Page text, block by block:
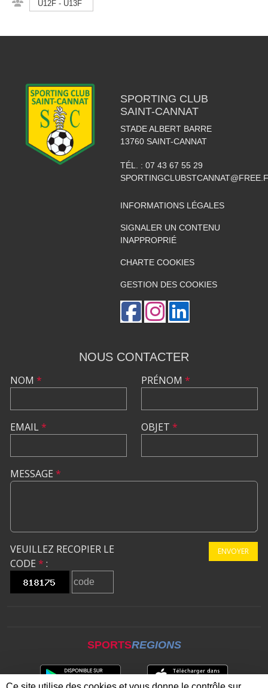
U12F - U13F
SPORTING CLUB
SAINT-CANNAT
STADE ALBERT BARRE
13760 SAINT-CANNAT
TÉL. : 07 43 67 55 29
INFORMATIONS LÉGALES
SIGNALER UN CONTENU
INAPPROPRIÉ
CHARTE COOKIES
GESTION DES COOKIES
NOUS CONTACTER
NOM *
EMAIL*
PRÉNOM *
OBJET *
MESSAGE *
VEUILLEZ RECOPIER LE
CODE * :
ENVOYER
SPORTSREGIONS